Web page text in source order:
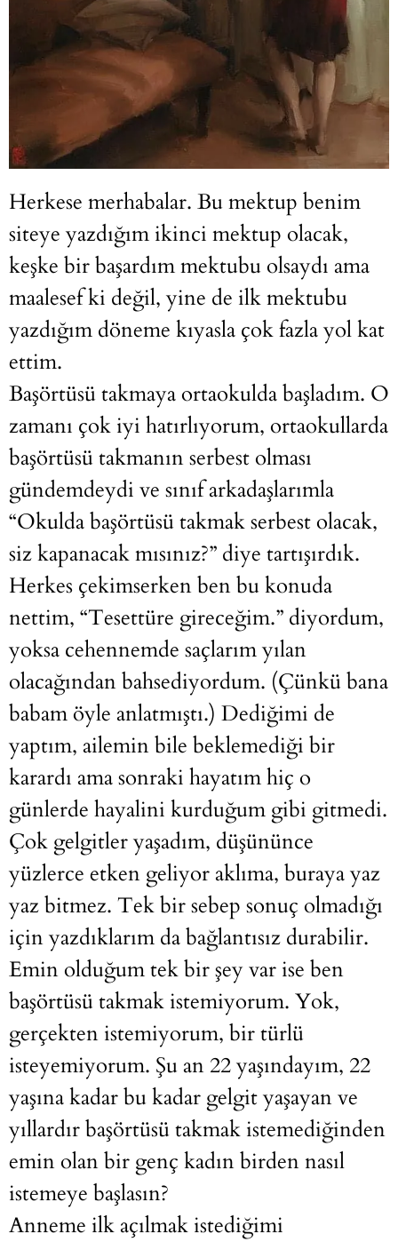
Herkese merhabalar. Bu mektup benim
siteye yazdığım ikinci mektup olacak,
keşke bir başardım mektubu olsaydı ama
maalesef ki değil, yine de ilk mektubu
yazdığım döneme kıyasla çok fazla yol kat
ettim.
Başörtüsü takmaya ortaokulda başladım. O
zamanı çok iyi hatırlıyorum, ortaokullarda
başörtüsü takmanın serbest olması
gündemdeydi ve sınıf arkadaşlarımla
“Okulda başörtüsü takmak serbest olacak,
siz kapanacak mısınız?” diye tartışırdık.
Herkes çekimserken ben bu konuda
nettim, “Tesettüre gireceğim.” diyordum,
yoksa cehennemde saçlarım yılan
olacağından bahsediyordum. (Çünkü bana
babam öyle anlatmıştı.) Dediğimi de
yaptım, ailemin bile beklemediği bir
karardı ama sonraki hayatım hiç o
günlerde hayalini kurduğum gibi gitmedi.
Çok gelgitler yaşadım, düşününce
yüzlerce etken geliyor aklıma, buraya yaz
yaz bitmez. Tek bir sebep sonuç olmadığı
için yazdıklarım da bağlantısız durabilir.
Emin olduğum tek bir şey var ise ben
başörtüsü takmak istemiyorum. Yok,
gerçekten istemiyorum, bir türlü
isteyemiyorum. Şu an 22 yaşındayım, 22
yaşına kadar bu kadar gelgit yaşayan ve
yıllardır başörtüsü takmak istemediğinden
emin olan bir genç kadın birden nasıl
istemeye başlasın?
Anneme ilk açılmak istediğimi